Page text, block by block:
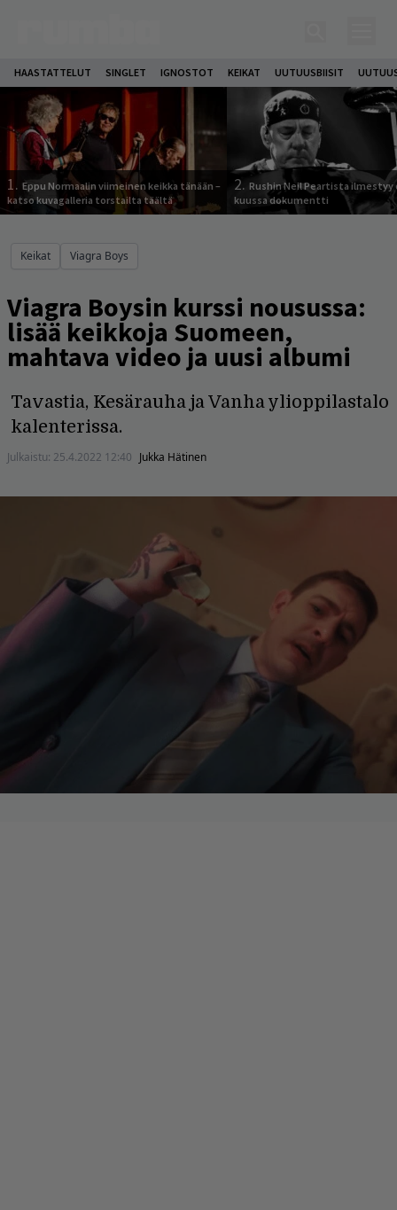
HAASTATTELUT SINGLET IGNOSTOT KEIKAT UUTUUSBIISIT
1. Eppu Normaalin viimeinen keikka tänään –
katso kuvagalleria torstailta täältä
2. Rushin Neil Peartista ilmestyy
kuussa dokumentti
Keikat Viagra Boys
Viagra Boysin kurssi nousussa:
lisää keikkoja Suomeen,
mahtava video ja uusi albumi
Tavastia, Kesärauha ja Vanha ylioppilastalo
kalenterissa.
Julkaistu: 25.4.2022 12:40 Jukka Hätinen